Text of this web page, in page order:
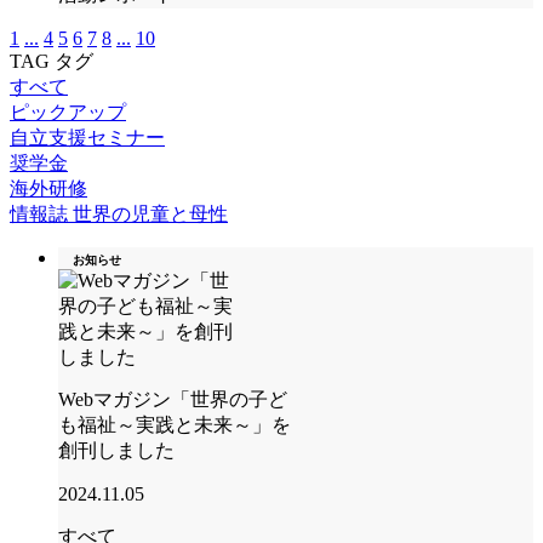
1 ... 4 5 6 7 8 ... 10
TAG タグ
すべて
ピックアップ
自立支援セミナー
奨学金
海外研修
情報誌 世界の児童と母性
お知らせ
Webマガジン「世界の子ど
も福祉～実践と未来～」を
創刊しました
2024.11.05
すべて